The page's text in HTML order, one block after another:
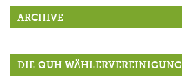
ARCHIVE
DIE QUH WÄHLERVEREINIGUNG